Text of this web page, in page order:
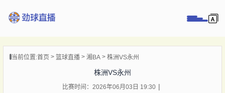
播当前位置:首页 篮球直播 湘BA 株洲VS永州
株洲VS永州
比赛时间：2026年06月03日 19:30